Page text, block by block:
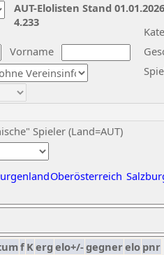
Vorname
Spieler (Land=AUT)
Oberösterreich
AUT-Elolisten Stand
4.233
f Kerg elo+/-gegnerelo pnr